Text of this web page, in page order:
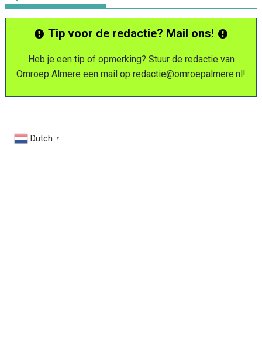
Tip voor de redactie? Mail ons!
Heb je een tip of opmerking? Stuur de redactie van
Omroep Almere een mail op redactie@omroepalmere.nl!
Dutch ▼